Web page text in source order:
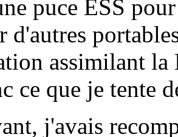
puce ESS
d'autres
assimilant la
ce que je tente
j'avais